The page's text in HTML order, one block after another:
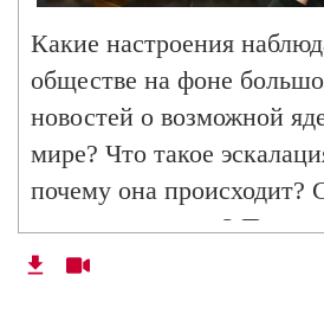
мигрантов из США
Александр Дугин. Взрыв в
против USAID, тарифы
Александр Дугин. Разговор,
было,
Какие настроения
обществе на фоне
новостей о возможной
мире? Что такое
почему она происходит?
шкала эскалации?
испугался победы